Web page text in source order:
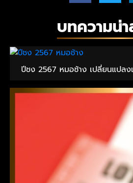
บทความน่า
ปีชง 2567 หมอช้าง เปลี่ยนแปลง